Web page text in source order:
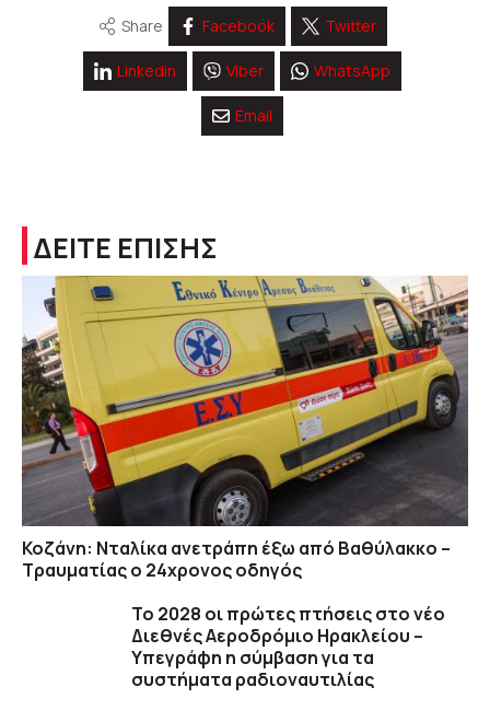
Share Facebook Twitter
Linkedin Viber WhatsApp
Email
ΔΕΙΤΕ ΕΠΙΣΗΣ
Κοζάνη: Νταλίκα ανετράπη έξω από Βαθύλακκο –
Τραυματίας ο 24χρονος οδηγός
Το 2028 οι πρώτες πτήσεις στο νέο
Διεθνές Αεροδρόμιο Ηρακλείου –
Υπεγράφη η σύμβαση για τα
συστήματα ραδιοναυτιλίας